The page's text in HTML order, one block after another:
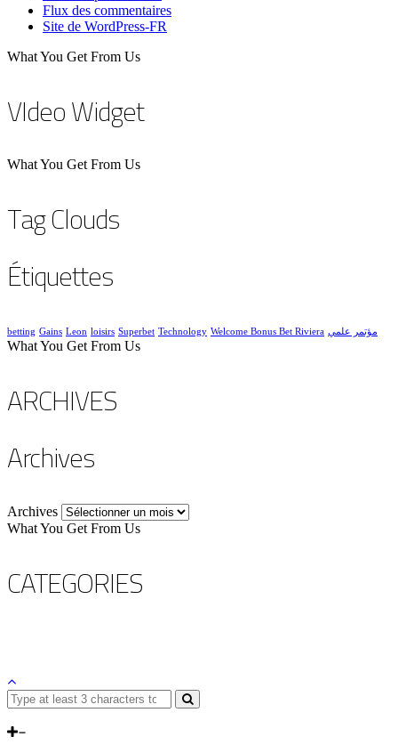
Flux des commentaires
Site de WordPress-FR
What You Get From Us
VIdeo Widget
What You Get From Us
Tag Clouds
Étiquettes
betting Gains Leon loisirs Superbet Technology Welcome Bonus Bet Riviera مؤتمر علمي
What You Get From Us
ARCHIVES
Archives
Archives
What You Get From Us
CATEGORIES